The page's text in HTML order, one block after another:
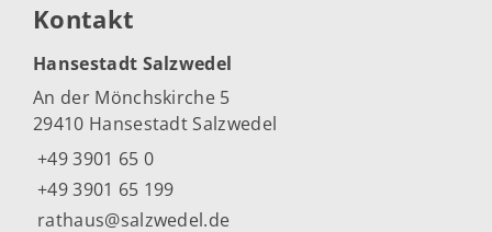
Kontakt
Hansestadt Salzwedel
An der Mönchskirche 5
29410 Hansestadt Salzwedel
+49 3901 65 0
+49 3901 65 199
rathaus@salzwedel.de